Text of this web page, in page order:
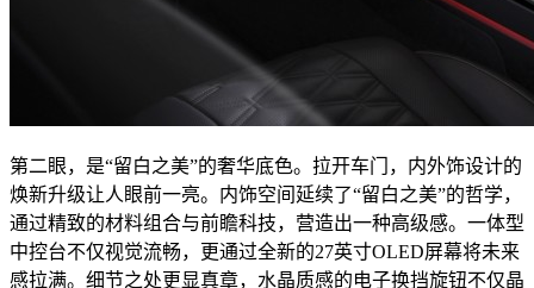
第二眼，是“留白之美”的奢华底色。拉开车门，内外饰设计的
焕新升级让人眼前一亮。内饰空间延续了“留白之美”的哲学，
通过精致的材料组合与前瞻科技，营造出一种高级感。一体型
中控台不仅视觉流畅，更通过全新的27英寸OLED屏幕将未来
感拉满。细节之处更显真章，水晶质感的电子换挡旋钮不仅晶